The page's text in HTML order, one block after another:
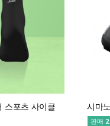
스포츠 사이클
시마
판매 2